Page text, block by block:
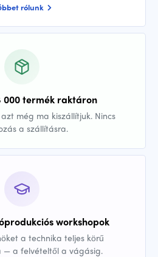
rólunk
000 termék raktáron
még ma kiszállítjuk. Nincs
a szállításra.
workshopok
a technika teljes körű
— a felvételtől a vágásig.